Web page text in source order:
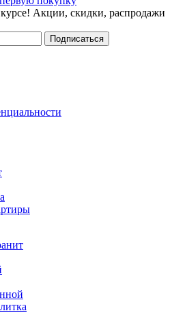
Акции, скидки, распродажи
Подписаться